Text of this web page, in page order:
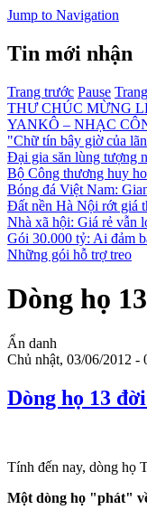
Jump to Navigation
Tin mới nhận
Trang trước Pause
THƯ CHÚC MỪNG
YANKÔ – NHẠC
"Chữ tín bây giờ của
Đại gia săn lùng tượng
Bộ Công thương huy
Bóng đá Việt Nam:
Đất nền Hà Nội rớt giá
Nhà xã hội: Giá rẻ vẫn
Gói 30.000 tỷ: Ai đảm
Những gói hỗ trợ treo
Dòng họ
Ẩn danh
Chủ nhật, 03/06/2012 -
Dòng họ 13
Tính đến nay, dòng họ
Một dòng họ "phát"